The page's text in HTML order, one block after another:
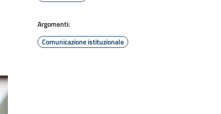
Argomenti:
Comunicazione istituzionale